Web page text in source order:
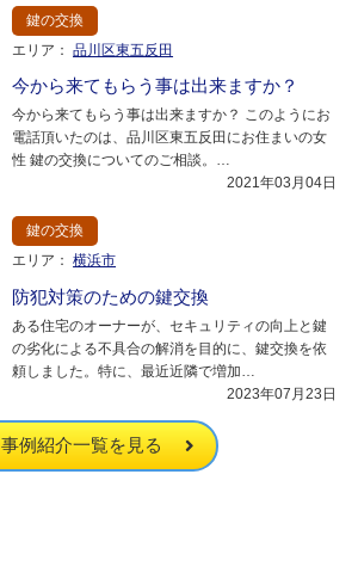
鍵の交換
エリア： 品川区東五反田
今から来てもらう事は出来ますか？
今から来てもらう事は出来ますか？ このようにお
電話頂いたのは、品川区東五反田にお住まいの女
性 鍵の交換についてのご相談。…
2021年03月04日
鍵の交換
エリア： 横浜市
防犯対策のための鍵交換
ある住宅のオーナーが、セキュリティの向上と鍵
の劣化による不具合の解消を目的に、鍵交換を依
頼しました。特に、最近近隣で増加…
2023年07月23日
事例紹介一覧を見る